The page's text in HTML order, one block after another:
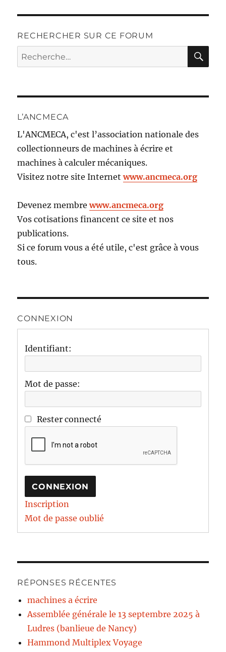
RECHERCHER SUR CE FORUM
Recherche
pour :
L’ANCMECA
L'ANCMECA, c'est l’association nationale des
collectionneurs de machines à écrire et
machines à calculer mécaniques.
Visitez notre site Internetwww.ancmeca.org
Devenez membrewww.ancmeca.org
Vos cotisations financent ce site et nos
publications.
Si ce forum vous a été utile, c'est grâce à vous
tous.
CONNEXION
Identifiant:
Mot de passe:
Rester connecté
CONNEXION
Inscription
Mot de passe oublié
RÉPONSES RÉCENTES
machines a écrire
Assemblée générale le 13 septembre 2025 à
Ludres (banlieue de Nancy)
Hammond Multiplex Voyage